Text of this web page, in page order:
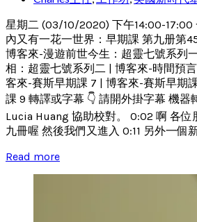
星期二 (03/10/2020) 下午14:00-17:00
內又有一花一世界：早期課 第九册第
博客來-漫遊前世今生：超靈七號系列
相：超靈七號系列二 | 博客來-時間預
客來-賽斯早期課 7 | 博客來-賽斯早期
課 9 轉譯或字幕 👇 請開外掛字幕 機器
Lucia Huang 協助校對。 0:02 啊 各位
九冊喔 然後我們又進入 0:11 另外一個
Read more